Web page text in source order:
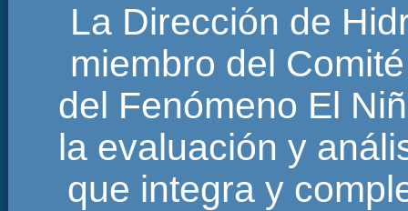
La Dirección de
miembro del
del Fenómeno El
la evaluación y
que integra y